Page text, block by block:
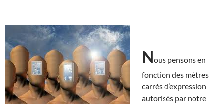
Nous pensons en
fonction des mètres
carrés d’expression
autorisés par notre